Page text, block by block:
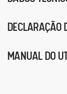
DECLARAÇÃO
MANUAL DO